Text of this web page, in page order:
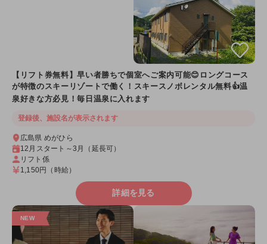
【リフト券無料】早い者勝ちで個室へご案内可能😊ロングコース
が特徴のスキーリゾートで働く！スキースノボレンタル無料👍温
泉好きな方必見！毎日温泉に入れます
登録後、施設名が表示されます
広島県 めがひら
12月スタート～3月（延長可）
リフト係
1,150円 （時給）
詳細を見る